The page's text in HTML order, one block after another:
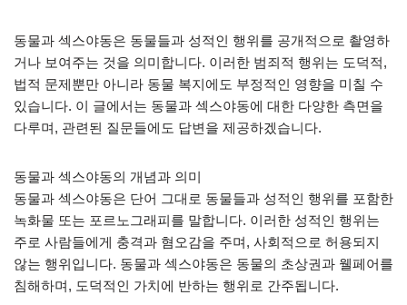
동물과 섹스야동은 동물들과 성적인 행위를 공개적으로 촬영하
거나 보여주는 것을 의미합니다. 이러한 범죄적 행위는 도덕적,
법적 문제뿐만 아니라 동물 복지에도 부정적인 영향을 미칠 수
있습니다. 이 글에서는 동물과 섹스야동에 대한 다양한 측면을
다루며, 관련된 질문들에도 답변을 제공하겠습니다.
동물과 섹스야동의 개념과 의미
동물과 섹스야동은 단어 그대로 동물들과 성적인 행위를 포함한
녹화물 또는 포르노그래피를 말합니다. 이러한 성적인 행위는
주로 사람들에게 충격과 혐오감을 주며, 사회적으로 허용되지
않는 행위입니다. 동물과 섹스야동은 동물의 초상권과 웰페어를
침해하며, 도덕적인 가치에 반하는 행위로 간주됩니다.